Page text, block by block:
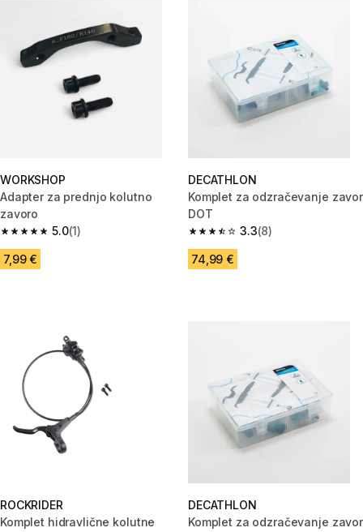
WORKSHOP
Adapter za prednjo kolutno
zavoro
5.0
5.0 od 5 zvezdic from 1 ocene
(1)
7,99 €
DECATHLON
Komplet za odzračevanje zavor
DOT
3.3
3.3 od 5 zvezdic from 8 ocene
(8)
74,99 €
ROCKRIDER
Komplet hidravlične kolutne
DECATHLON
Komplet za odzračevanje zavor